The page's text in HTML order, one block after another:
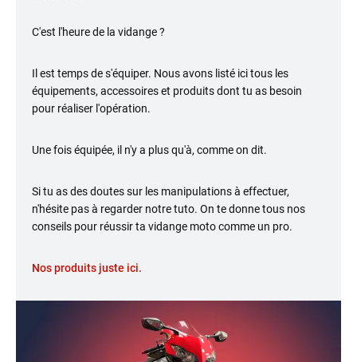
C'est l'heure de la vidange ?
Il est temps de s'équiper. Nous avons listé ici tous les
équipements, accessoires et produits dont tu as besoin
pour réaliser l'opération.
Une fois équipée, il n'y a plus qu'à, comme on dit.
Si tu as des doutes sur les manipulations à effectuer,
n'hésite pas à regarder notre tuto. On te donne tous nos
conseils pour réussir ta vidange moto comme un pro.
Nos produits juste ici.